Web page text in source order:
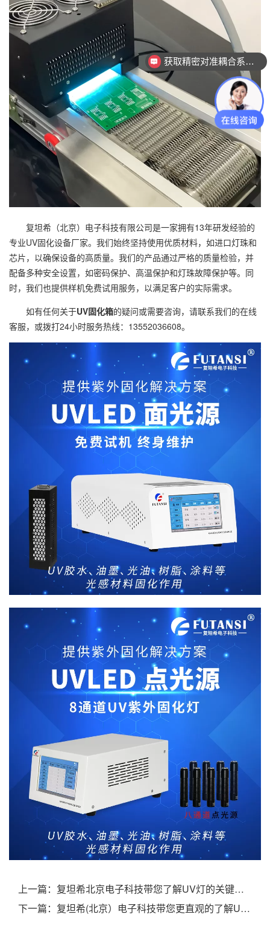
复坦希（北京）电子科技有限公司是一家拥有13年研发经验的
专业UV固化设备厂家。我们始终坚持使用优质材料，如进口灯珠和
芯片，以确保设备的高质量。我们的产品通过严格的质量检验，并
配备多种安全设置，如密码保护、高温保护和灯珠故障保护等。同
时，我们也提供样机免费试用服务，以满足客户的实际需求。
如有任何关于UV固化箱的疑问或需要咨询，请联系我们的在线
客服，或拨打24小时服务热线：13552036608。
上一篇： 复坦希北京电子科技带您了解UV灯的关键技术
下一篇： 复坦希(北京）电子科技带您更直观的了解UVLED光源固化有哪些标准
获取精密对准耦合系统技术方案